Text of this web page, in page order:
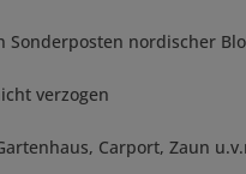
Sonderposten nordischer
verzogen
Carport, Zaun